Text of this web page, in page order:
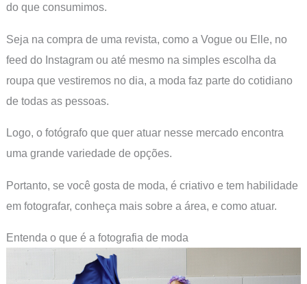
do que consumimos.
Seja na compra de uma revista, como a Vogue ou Elle, no
feed do Instagram ou até mesmo na simples escolha da
roupa que vestiremos no dia, a moda faz parte do cotidiano
de todas as pessoas.
Logo, o fotógrafo que quer atuar nesse mercado encontra
uma grande variedade de opções.
Portanto, se você gosta de moda, é criativo e tem habilidade
em fotografar, conheça mais sobre a área, e como atuar.
Entenda o que é a fotografia de moda